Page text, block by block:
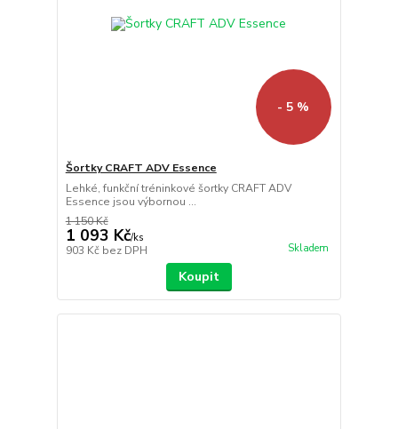
- 5 %
Šortky CRAFT ADV Essence
Lehké, funkční tréninkové šortky CRAFT ADV
Essence jsou výbornou ...
1 150 Kč
1 093 Kč/ks
903 Kč bez DPH Skladem
Koupit